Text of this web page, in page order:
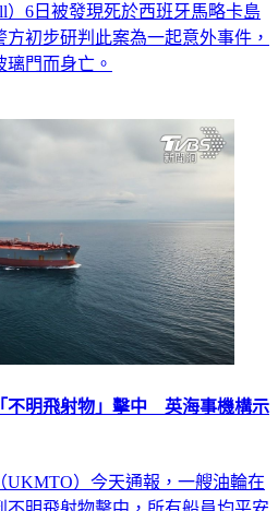
）6日被發現死於西班牙馬略卡島
初步研判此案為一起意外事件，
門而身亡。
不明飛射物」擊中 英海事機構示
UKMTO）今天通報，一艘油輪在